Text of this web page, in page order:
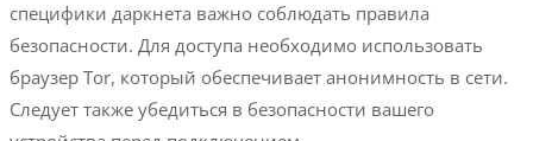
специфики даркнета важно соблюдать правила
безопасности. Для доступа необходимо использовать
браузер Tor, который обеспечивает анонимность в сети.
Следует также убедиться в безопасности вашего